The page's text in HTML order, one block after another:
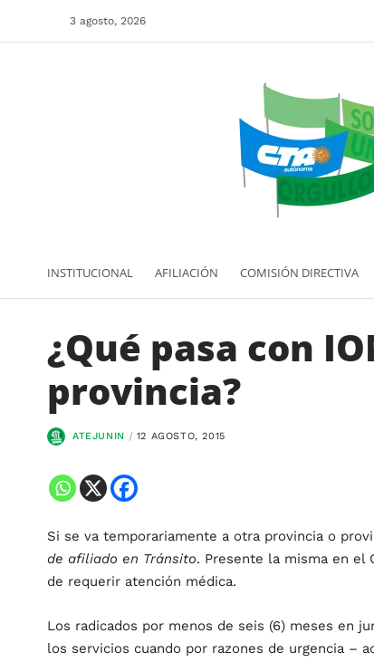
3 agosto, 2026
INSTITUCIONAL AFILIACIÓN COMISIÓN DIRECTIVA
¿Qué pasa con
provincia?
ATEJUNIN 12 AGOSTO, 2015
Si se va temporariamente a otra provincia o
de afiliado en Tránsito. Presente la misma en el
de requerir atención médica.
Los radicados por menos de seis (6) meses en
los servicios cuando por razones de urgencia –